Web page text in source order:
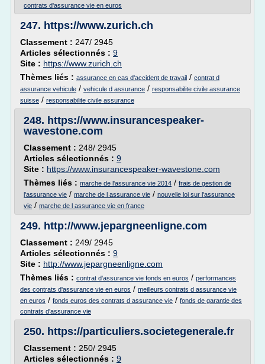
contrats d'assurance vie en euros
247. https://www.zurich.ch
Classement : 247/ 2945
Articles sélectionnés : 9
Site : https://www.zurich.ch
Thèmes liés : assurance en cas d'accident de travail / contrat d
assurance vehicule / vehicule d assurance / responsabilite civile assurance
suisse / responsabilite civile assurance
248. https://www.insurancespeaker-
wavestone.com
Classement : 248/ 2945
Articles sélectionnés : 9
Site : https://www.insurancespeaker-wavestone.com
Thèmes liés : marche de l'assurance vie 2014 / frais de gestion de
l'assurance vie / marche de l assurance vie / nouvelle loi sur l'assurance
vie / marche de l assurance vie en france
249. http://www.jepargneenligne.com
Classement : 249/ 2945
Articles sélectionnés : 9
Site : http://www.jepargneenligne.com
Thèmes liés : contrat d'assurance vie fonds en euros / performances
des contrats d'assurance vie en euros / meilleurs contrats d assurance vie
en euros / fonds euros des contrats d assurance vie / fonds de garantie des
contrats d'assurance vie
250. https://particuliers.societegenerale.fr
Classement : 250/ 2945
Articles sélectionnés : 9